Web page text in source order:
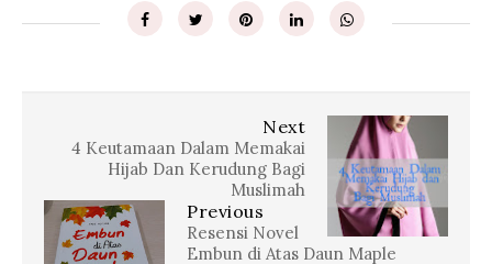
Next
4 Keutamaan Dalam Memakai
Hijab Dan Kerudung Bagi
Muslimah
Previous
Resensi Novel
Embun di Atas Daun Maple